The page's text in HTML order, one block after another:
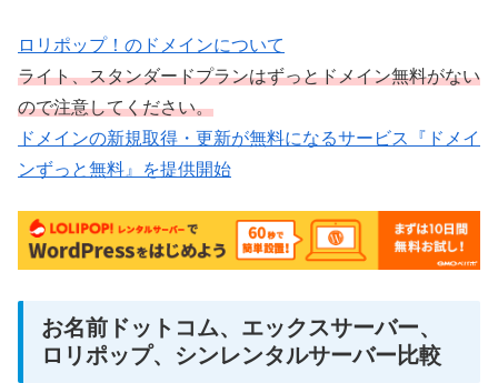
ロリポップ！のドメインについて
ライト、スタンダードプランはずっとドメイン無料がない
ので注意してください。
ドメインの新規取得・更新が無料になるサービス『ドメイ
ンずっと無料』を提供開始
お名前ドットコム、エックスサーバー、
ロリポップ、シンレンタルサーバー比較